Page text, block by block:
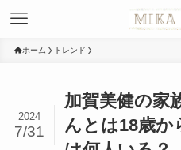
ホーム トレンド
加賀美健の家
んとは18歳か
2024
7/31